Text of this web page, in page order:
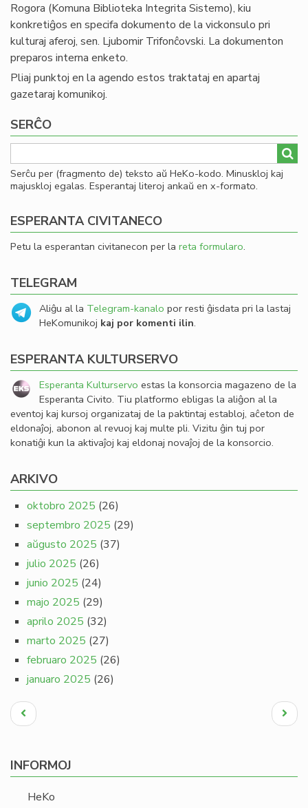
Rogora (Komuna Biblioteka Integrita Sistemo), kiu
konkretiĝos en specifa dokumento de la vickonsulo pri
kulturaj aferoj, sen. Ljubomir Trifonĉovski. La dokumenton
preparos interna enketo.
Pliaj punktoj en la agendo estos traktataj en apartaj
gazetaraj komunikoj.
SERĈO
Serĉu per (fragmento de) teksto aŭ HeKo-kodo. Minuskloj kaj
majuskloj egalas. Esperantaj literoj ankaŭ en x-formato.
ESPERANTA CIVITANECO
Petu la esperantan civitanecon per la reta formularo.
TELEGRAM
Aliĝu al la Telegram-kanalo por resti ĝisdata pri la lastaj
HeKomunikoj kaj por komenti ilin.
ESPERANTA KULTURSERVO
Esperanta Kulturservo estas la konsorcia magazeno de la
Esperanta Civito. Tiu platformo ebligas la aliĝon al la
eventoj kaj kursoj organizataj de la paktintaj establoj, aĉeton de
eldonaĵoj, abonon al revuoj kaj multe pli. Vizitu ĝin tuj por
konatiĝi kun la aktivaĵoj kaj eldonaj novaĵoj de la konsorcio.
ARKIVO
oktobro 2025 (26)
septembro 2025 (29)
aŭgusto 2025 (37)
julio 2025 (26)
junio 2025 (24)
majo 2025 (29)
aprilo 2025 (32)
marto 2025 (27)
februaro 2025 (26)
januaro 2025 (26)
Pagination
Antaŭa
paĝo
Next
page
INFORMOJ
HeKo